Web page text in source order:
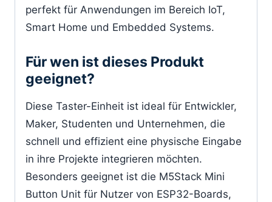
perfekt für Anwendungen im Bereich IoT,
Smart Home und Embedded Systems.
Für wen ist dieses Produkt
geeignet?
Diese Taster-Einheit ist ideal für Entwickler,
Maker, Studenten und Unternehmen, die
schnell und effizient eine physische Eingabe
in ihre Projekte integrieren möchten.
Besonders geeignet ist die M5Stack Mini
Button Unit für Nutzer von ESP32-Boards,